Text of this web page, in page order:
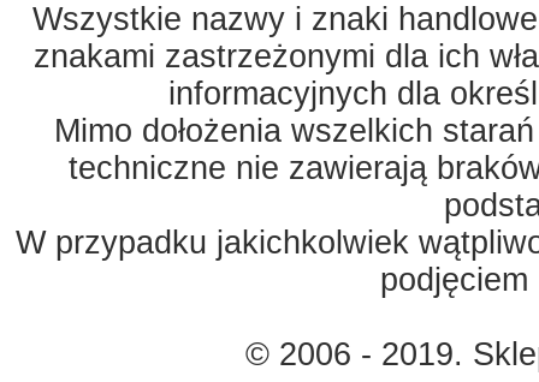
Wszystkie nazwy i znaki
znakami zastrzeżonymi dla ich
informacyjnych dla
Mimo dołożenia wszelkich
techniczne nie zawierają
W przypadku jakichkolwiek
© 2006 - 2019.